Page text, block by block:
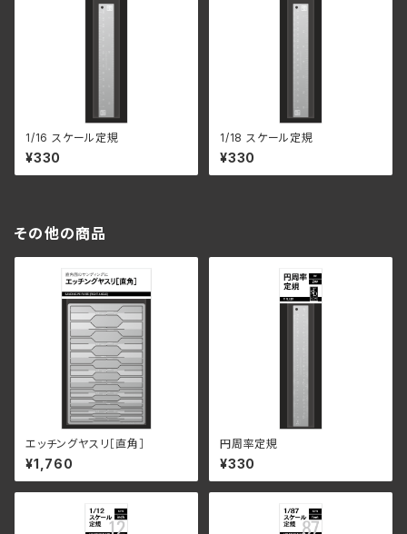
1/16 スケール定規
¥330
1/18 スケール定規
¥330
その他の商品
エッチングヤスリ［直角］
¥1,760
円周率定規
¥330